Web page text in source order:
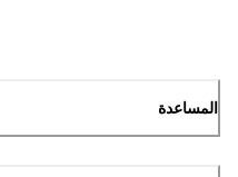
المساعدة